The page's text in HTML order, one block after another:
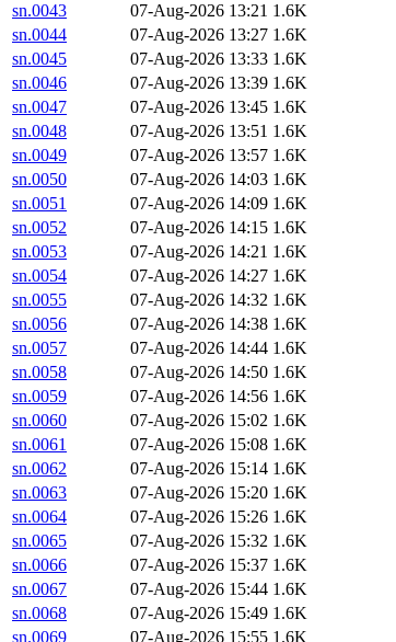
sn.0043
07-Aug-2026 13:21 1.6K
sn.0044
07-Aug-2026 13:27 1.6K
sn.0045
07-Aug-2026 13:33 1.6K
sn.0046
07-Aug-2026 13:39 1.6K
sn.0047
07-Aug-2026 13:45 1.6K
sn.0048
07-Aug-2026 13:51 1.6K
sn.0049
07-Aug-2026 13:57 1.6K
sn.0050
07-Aug-2026 14:03 1.6K
sn.0051
07-Aug-2026 14:09 1.6K
sn.0052
07-Aug-2026 14:15 1.6K
sn.0053
07-Aug-2026 14:21 1.6K
sn.0054
07-Aug-2026 14:27 1.6K
sn.0055
07-Aug-2026 14:32 1.6K
sn.0056
07-Aug-2026 14:38 1.6K
sn.0057
07-Aug-2026 14:44 1.6K
sn.0058
07-Aug-2026 14:50 1.6K
sn.0059
07-Aug-2026 14:56 1.6K
sn.0060
07-Aug-2026 15:02 1.6K
sn.0061
07-Aug-2026 15:08 1.6K
sn.0062
07-Aug-2026 15:14 1.6K
sn.0063
07-Aug-2026 15:20 1.6K
sn.0064
07-Aug-2026 15:26 1.6K
sn.0065
07-Aug-2026 15:32 1.6K
sn.0066
07-Aug-2026 15:37 1.6K
sn.0067
07-Aug-2026 15:44 1.6K
sn.0068
07-Aug-2026 15:49 1.6K
sn.0069
07-Aug-2026 15:55 1.6K